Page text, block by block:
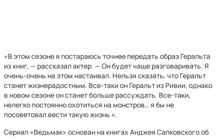
«В этом сезоне я постараюсь точнее передать образ Геральта
из книг, — рассказал актер. — Он будет чаще разговаривать. Я
очень-очень на этом настаивал. Нельзя сказать, что Геральт
станет жизнерадостным. Все-таки он Геральт из Ривии, однако
в новом сезоне он станет больше рассуждать. Все-таки,
нелегко постоянно охотиться на монстров… я бы не
посоветовал вести такую жизнь ».
Сериал «Ведьмак» основан на книгах Анджея Сапковского об